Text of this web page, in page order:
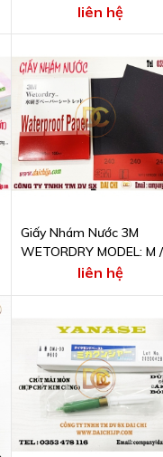
Diamond Dressers - DB-
liên hệ
Giấy Nhám Nước 3M
WETORDRY MODEL: M /
RED 240Aliên hệ